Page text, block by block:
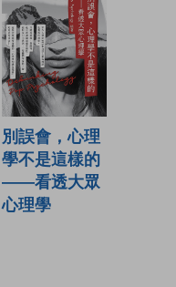
別誤會，心理
學不是這樣的
——看透大眾
心理學